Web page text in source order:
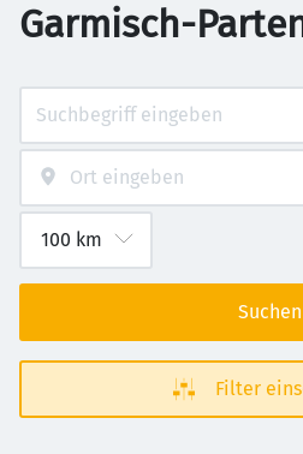
Garmisch-
Suchen
Filter